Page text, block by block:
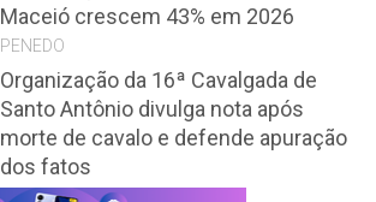
Maceió crescem 43% em 2026
PENEDO
Organização da 16ª Cavalgada de
Santo Antônio divulga nota após
morte de cavalo e defende apuração
dos fatos